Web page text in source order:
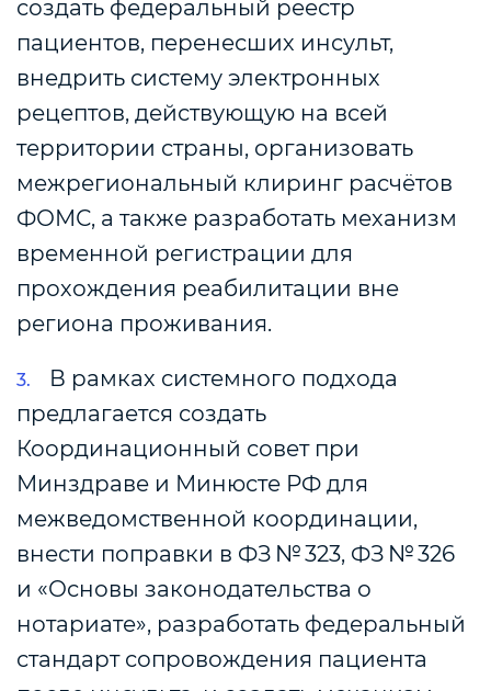
создать федеральный реестр
пациентов, перенесших инсульт,
внедрить систему электронных
рецептов, действующую на всей
территории страны, организовать
межрегиональный клиринг расчётов
ФОМС, а также разработать механизм
временной регистрации для
прохождения реабилитации вне
региона проживания.
В рамках системного подхода
предлагается создать
Координационный совет при
Минздраве и Минюсте РФ для
межведомственной координации,
внести поправки в ФЗ № 323, ФЗ № 326
и «Основы законодательства о
нотариате», разработать федеральный
стандарт сопровождения пациента